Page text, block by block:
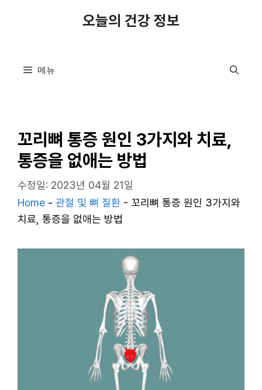
오늘의 건강 정보
메뉴
꼬리뼈 통증 원인 3가지와 치료,
통증을 없애는 방법
수정일: 2023년 04월 21일
Home - 관절 및 뼈 질환 - 꼬리뼈 통증 원인 3가지와
치료, 통증을 없애는 방법